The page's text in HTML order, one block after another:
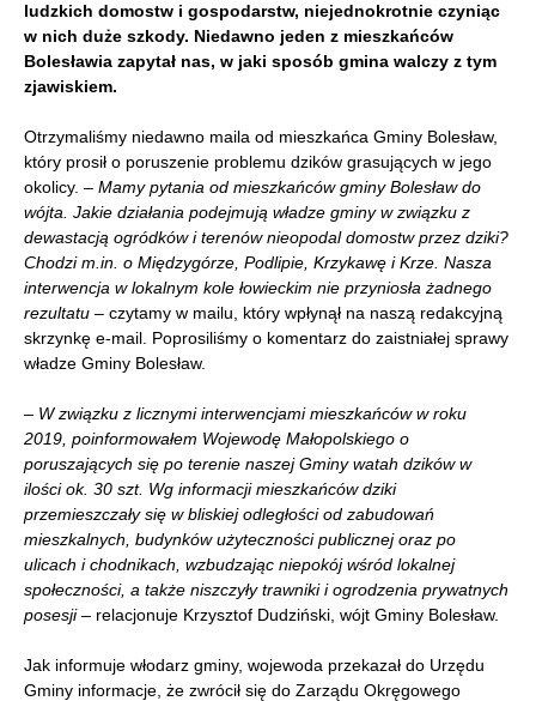
ludzkich domostw i gospodarstw, niejednokrotnie czyniąc
w nich duże szkody. Niedawno jeden z mieszkańców
Bolesławia zapytał nas, w jaki sposób gmina walczy z tym
zjawiskiem.
Otrzymaliśmy niedawno maila od mieszkańca Gminy Bolesław,
który prosił o poruszenie problemu dzików grasujących w jego
okolicy. – Mamy pytania od mieszkańców gminy Bolesław do
wójta. Jakie działania podejmują władze gminy w związku z
dewastacją ogródków i terenów nieopodal domostw przez dziki?
Chodzi m.in. o Międzygórze, Podlipie, Krzykawę i Krze. Nasza
interwencja w lokalnym kole łowieckim nie przyniosła żadnego
rezultatu – czytamy w mailu, który wpłynął na naszą redakcyjną
skrzynkę e-mail. Poprosiliśmy o komentarz do zaistniałej sprawy
władze Gminy Bolesław.
– W związku z licznymi interwencjami mieszkańców w roku
2019, poinformowałem Wojewodę Małopolskiego o
poruszających się po terenie naszej Gminy watah dzików w
ilości ok. 30 szt. Wg informacji mieszkańców dziki
przemieszczały się w bliskiej odległości od zabudowań
mieszkalnych, budynków użyteczności publicznej oraz po
ulicach i chodnikach, wzbudzając niepokój wśród lokalnej
społeczności, a także niszczyły trawniki i ogrodzenia prywatnych
posesji– relacjonuje Krzysztof Dudziński, wójt Gminy Bolesław.
Jak informuje włodarz gminy, wojewoda przekazał do Urzędu
Gminy informacje, że zwrócił się do Zarządu Okręgowego